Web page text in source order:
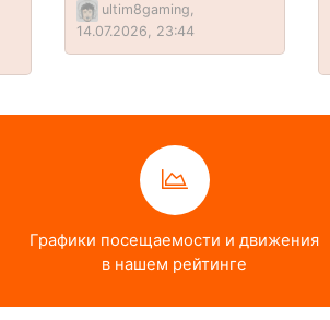
ultim8gaming,
14.07.2026, 23:44
Графики посещаемости и движения
в нашем рейтинге